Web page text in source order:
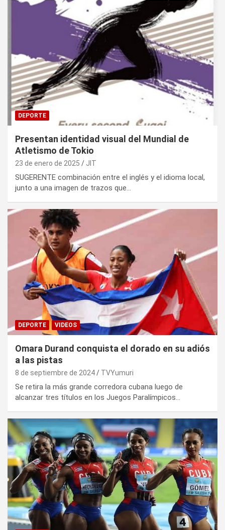
DEPORTE
Presentan identidad visual del Mundial de
Atletismo de Tokio
23 de enero de 2025 JIT
SUGERENTE combinación entre el inglés y el idioma local,
junto a una imagen de trazos que…
DEPORTE VIDEOS
Omara Durand conquista el dorado en su adiós
a las pistas
8 de septiembre de 2024 TVYumuri
Se retira la más grande corredora cubana luego de
alcanzar tres títulos en los Juegos Paralímpicos…